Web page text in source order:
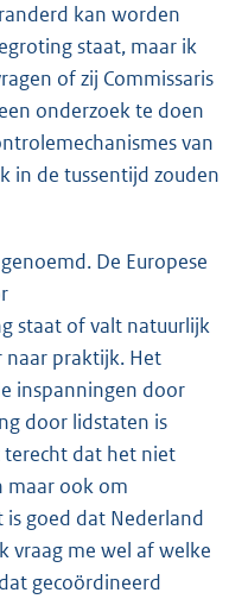
kan worden
staat, maar ik
of zij Commissaris
onderzoek te doen
van
in de tussentijd zouden
De Europese
staat of valt natuurlijk
naar praktijk. Het
inspanningen door
door lidstaten is
terecht dat het niet
maar ook om
goed dat Nederland
vraag me wel af welke
gecoördineerd